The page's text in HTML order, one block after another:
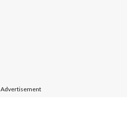
Advertisement